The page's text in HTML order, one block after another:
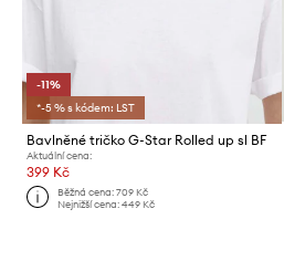
-11%
*-5 % s kódem: LST
Bavlněné tričko G-Star Rolled up sl BF
Aktuální cena:
399 Kč
Běžná cena:709 Kč
Nejnižší cena:449 Kč